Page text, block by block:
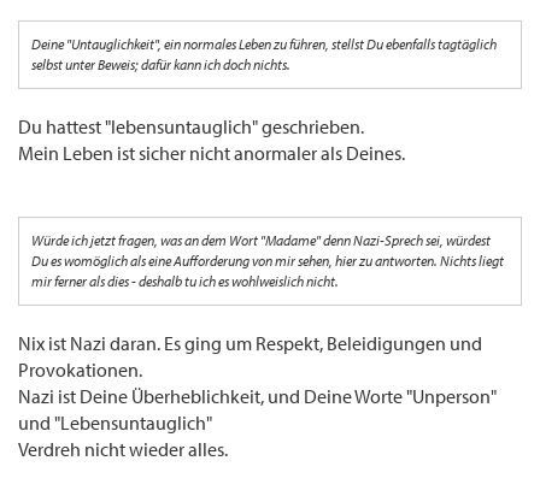
Deine "Untauglichkeit", ein normales Leben zu führen, stellst Du ebenfalls tagtäglich
selbst unter Beweis; dafür kann ich doch nichts.
Du hattest "lebensuntauglich" geschrieben.
Mein Leben ist sicher nicht anormaler als Deines.
Würde ich jetzt fragen, was an dem Wort "Madame" denn Nazi-Sprech sei, würdest
Du es womöglich als eine Aufforderung von mir sehen, hier zu antworten. Nichts liegt
mir ferner als dies - deshalb tu ich es wohlweislich nicht.
Nix ist Nazi daran. Es ging um Respekt, Beleidigungen und
Provokationen.
Nazi ist Deine Überheblichkeit, und Deine Worte "Unperson"
und "Lebensuntauglich"
Verdreh nicht wieder alles.